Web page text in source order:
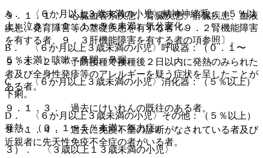
９．１．１． 心臓血管系疾患、腎臓疾患、肝臓疾患、血液
疾患、発育障害等の基礎疾患を有する者〔９．２腎機能障害
を有する者、９．３肝機能障害を有する者の項参照〕。
９．１．２． 予防接種で接種後２日以内に発熱のみられた
者及び全身性発疹等のアレルギーを疑う症状を呈したことが
ある者。
９．１．３． 過去にけいれんの既往のある者。
９．１．４． 過去に免疫不全の診断がなされている者及び
近親者に先天性免疫不全症の者がいる者。
A． 〈６か月以上３歳未満の小児〉精神神経系：（５％以
上）泣き、（０．１〜５％未満）気分変化。
B． 〈６か月以上３歳未満の小児〉呼吸器：（０．１〜
５％未満）咳嗽、鼻閉、鼻漏。
C． 〈６か月以上３歳未満の小児〉消化器：（５％以上）
下痢。
D． 〈６か月以上３歳未満の小児〉その他：（５％以上）
発熱、（０．１〜５％未満）無力症。
３）． 〈３歳以上１３歳未満の小児〉